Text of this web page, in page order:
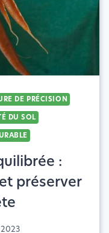
DE PRÉCISION
DU SOL
:
préserver